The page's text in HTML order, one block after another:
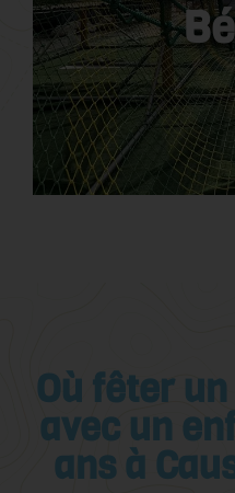
Où fêter
avec un
ans à